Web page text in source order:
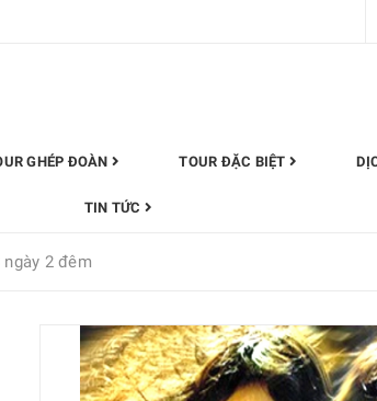
GHÉP ĐOÀN TOUR ĐẶC BIỆT
TIN TỨC
2 đêm